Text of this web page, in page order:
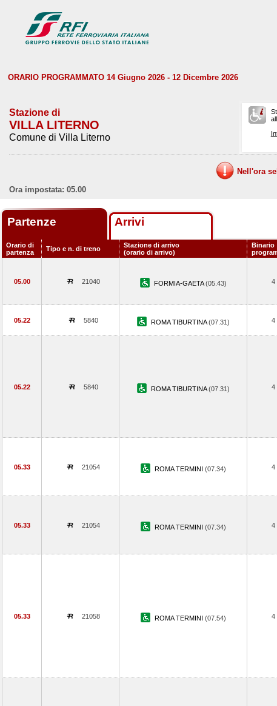
ORARIO PROGRAMMATO 14 Giugno 2026 - 12 Dicembre 2026
Stazione di
VILLA LITERNO
Comune di Villa Literno
Nell'ora
Ora impostata: 05.00
Partenze Arrivi
Orario di
partenza
Tipo e n. di treno
Stazione di arrivo
(orario di arrivo)
Binario
05.00 21040 FORMIA-GAETA(05.43) 4
05.22 5840 ROMA TIBURTINA(07.31) 4
05.22 5840 ROMA TIBURTINA(07.31) 4
05.33 21054 ROMA TERMINI (07.34) 4
05.33 21054 ROMA TERMINI (07.34) 4
05.33 21058 ROMA TERMINI (07.54) 4